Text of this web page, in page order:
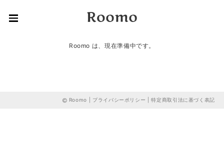
Roomo は、現在準備中です。
Roomo | プライバシーポリシー |特定商取引法に基づく表記